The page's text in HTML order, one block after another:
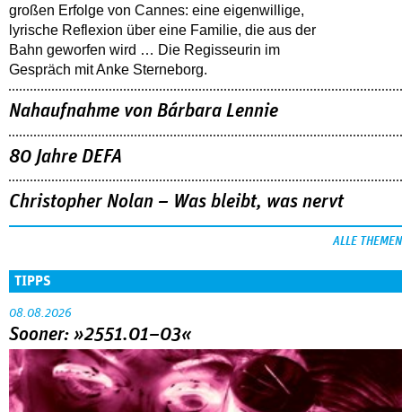
großen Erfolge von Cannes: eine eigenwillige,
lyrische Reflexion über eine ­Familie, die aus der
Bahn geworfen wird … Die Regisseurin im
Gespräch mit Anke Sterneborg.
Nahaufnahme von Bárbara Lennie
80 Jahre DEFA
Christopher Nolan – Was bleibt, was nervt
ALLE THEMEN
TIPPS
08.08.2026
Sooner: »2551.01–03«